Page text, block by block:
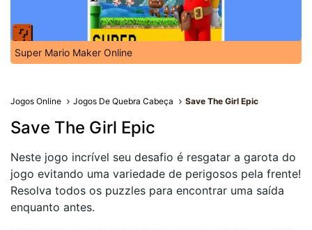
Super Mario Maker Online
Jogos Online Jogos De Quebra Cabeça Save The Girl Epic
Save The Girl Epic
Neste jogo incrível seu desafio é resgatar a garota do
jogo evitando uma variedade de perigosos pela frente!
Resolva todos os puzzles para encontrar uma saída
enquanto antes.